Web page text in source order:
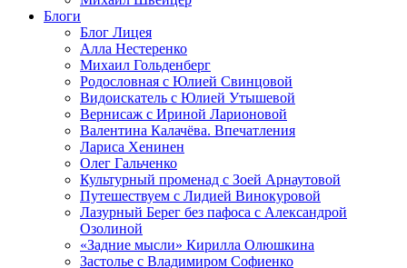
Блоги
Блог Лицея
Алла Нестеренко
Михаил Гольденберг
Родословная с Юлией Свинцовой
Видоискатель с Юлией Утышевой
Вернисаж с Ириной Ларионовой
Валентина Калачёва. Впечатления
Лариса Хенинен
Олег Гальченко
Культурный променад с Зоей Арнаутовой
Путешествуем с Лидией Винокуровой
Лазурный Берег без пафоса с Александрой
Озолиной
«Задние мысли» Кирилла Олюшкина
Застолье с Владимиром Софиенко